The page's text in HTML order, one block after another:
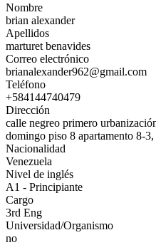
Nombre
brian alexander
Apellidos
marturet benavides
Correo electrónico
brianalexander962@gmail.com
Teléfono
+584144740479
Dirección
calle negreo primero
domingo piso 8 apartamento 8-
Nacionalidad
Venezuela
Nivel de inglés
A1 - Principiante
Cargo
3rd Eng
Universidad/Organismo
no